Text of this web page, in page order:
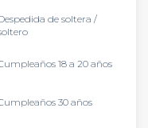
de soltera /
18 a 20 años
30 años